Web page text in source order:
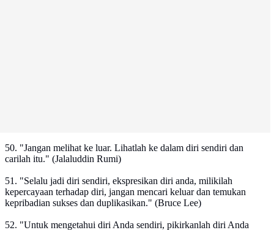
50. "Jangan melihat ke luar. Lihatlah ke dalam diri sendiri dan
carilah itu." (Jalaluddin Rumi)
51. "Selalu jadi diri sendiri, ekspresikan diri anda, milikilah
kepercayaan terhadap diri, jangan mencari keluar dan temukan
kepribadian sukses dan duplikasikan." (Bruce Lee)
52. "Untuk mengetahui diri Anda sendiri, pikirkanlah diri Anda